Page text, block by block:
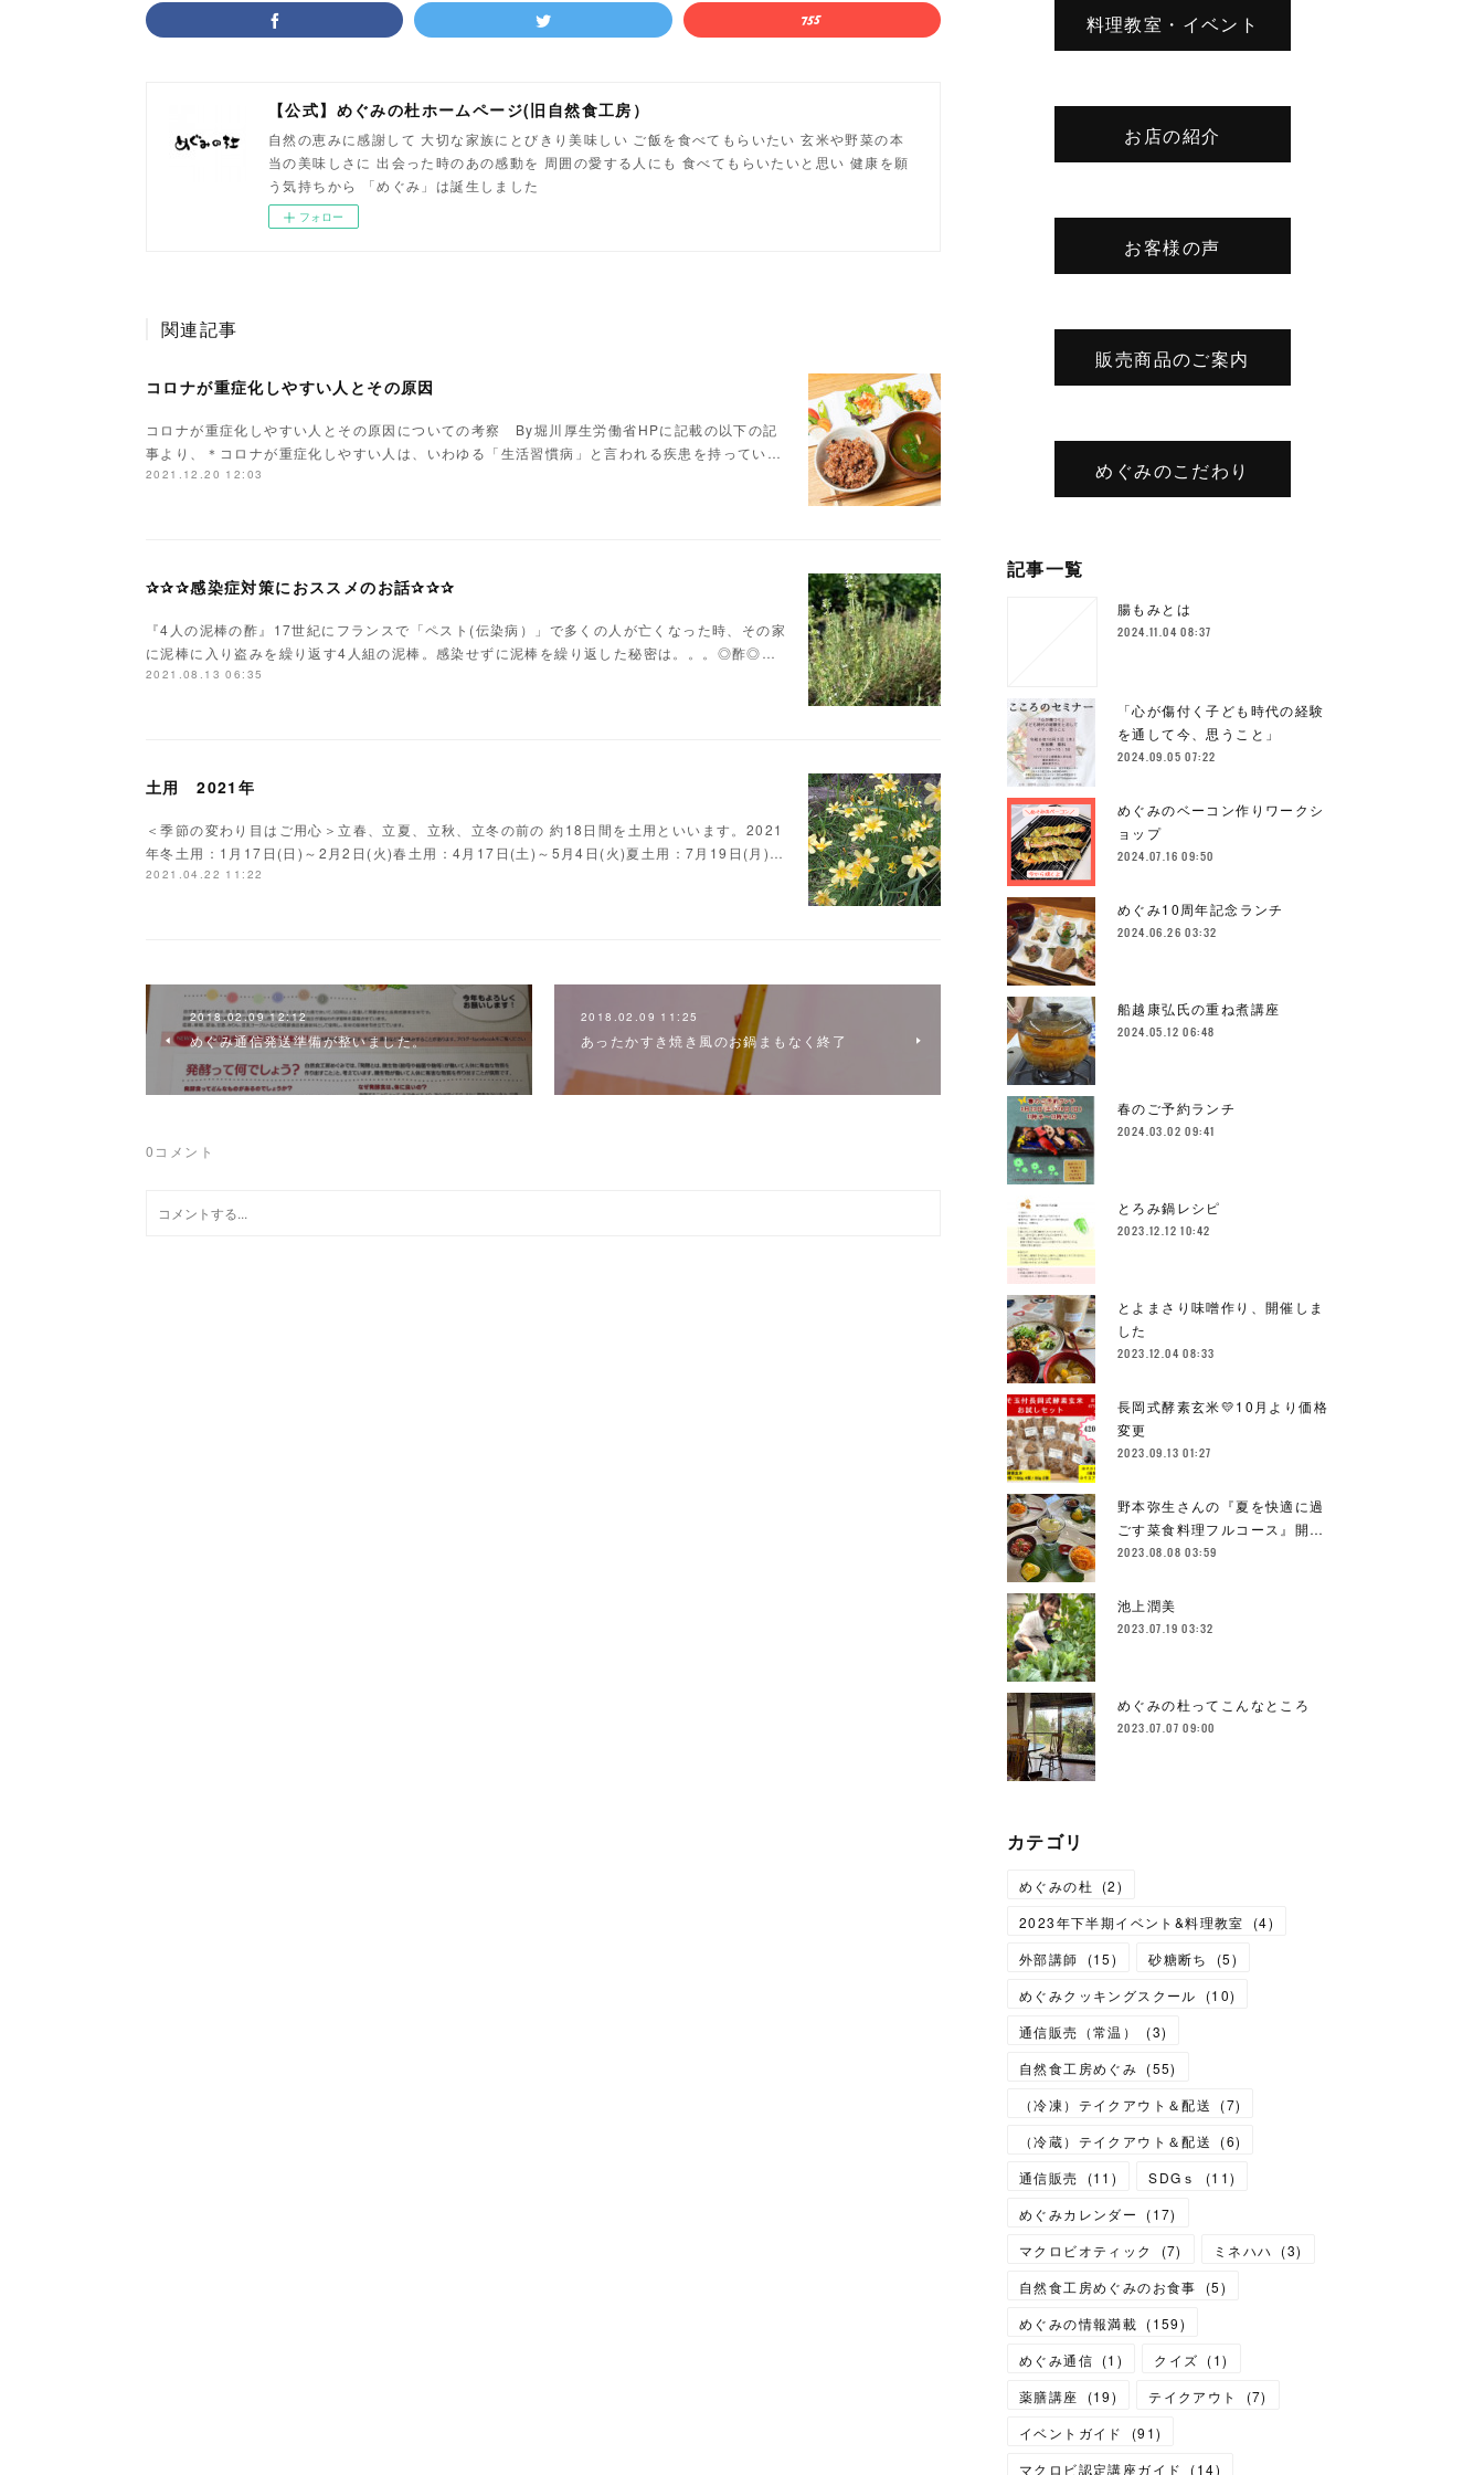
【公式】めぐみの杜ホームページ(旧自然食工房）
自然の恵みに感謝して 大切な家族にとびきり美味しい ご飯を食べてもらいたい 玄米や野菜の本
当の美味しさに 出会った時のあの感動を 周囲の愛する人にも 食べてもらいたいと思い 健康を願
う気持ちから 「めぐみ」は誕生しました
フォロー
関連記事
コロナが重症化しやすい人とその原因
コロナが重症化しやすい人とその原因についての考察 By堀川厚生労働省HPに記載の以下の記
事より、＊コロナが重症化しやすい人は、いわゆる「生活習慣病」と言われる疾患を持ってい…
2021.12.20 12:03
✰✰✰感染症対策におススメのお話✰✰✰
『4人の泥棒の酢』17世紀にフランスで「ペスト(伝染病）」で多くの人が亡くなった時、その家
に泥棒に入り盗みを繰り返す4人組の泥棒。感染せずに泥棒を繰り返した秘密は。。。◎酢◎…
2021.08.13 06:35
土用 2021年
＜季節の変わり目はご用心＞立春、立夏、立秋、立冬の前の 約18日間を土用といいます。2021
年冬土用：1月17日(日)～2月2日(火)春土用：4月17日(土)～5月4日(火)夏土用：7月19日(月)…
2021.04.22 11:22
2018.02.09 12:12
めぐみ通信発送準備が整いました。
2018.02.09 11:25
あったかすき焼き風のお鍋まもなく終了
0 コメント
料理教室・イベント
お店の紹介
お客様の声
販売商品のご案内
めぐみのこだわり
記事一覧
腸もみとは
2024.11.04 08:37
「心が傷付く子ども時代の経験
を通して今、思うこと」
2024.09.05 07:22
めぐみのベーコン作りワークシ
ョップ
2024.07.16 09:50
めぐみ10周年記念ランチ
2024.06.26 03:32
船越康弘氏の重ね煮講座
2024.05.12 06:48
春のご予約ランチ
2024.03.02 09:41
とろみ鍋レシピ
2023.12.12 10:42
とよまさり味噌作り、開催しま
した
2023.12.04 08:33
長岡式酵素玄米💛10月より価格
変更
2023.09.13 01:27
野本弥生さんの『夏を快適に過
ごす菜食料理フルコース』開…
2023.08.08 03:59
池上潤美
2023.07.19 03:32
めぐみの杜ってこんなところ
2023.07.07 09:00
カテゴリ
めぐみの杜 (2)
2023年下半期イベント&料理教室
(4)
外部講師
(15) 砂糖断ち (5)
めぐみクッキングスクール
(10)
通信販売（常温）
(3)
自然食工房めぐみ (55)
（冷凍）テイクアウト＆配送
(7)
（冷蔵）テイクアウト＆配送
(6)
通信販売
(11 ) SDGｓ (11)
めぐみカレンダー
(17)
マクロビオティック
(7) ミネハハ (3)
自然食工房めぐみのお食事
(5)
めぐみの情報満載 (159)
めぐみ通信 (1 ) クイズ (1)
薬膳講座
(19) テイクアウト (7)
イベントガイド
(91)
マクロビ認定講座ガイド
(14)